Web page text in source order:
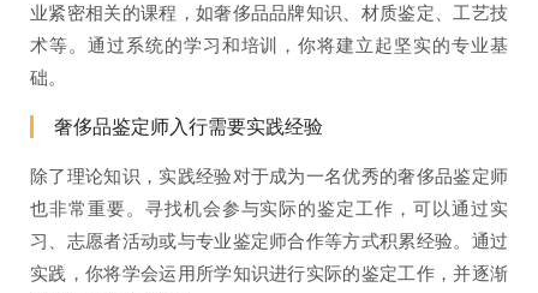
业紧密相关的课程，如奢侈品品牌知识、材质鉴定、工艺技
术等。通过系统的学习和培训，你将建立起坚实的专业基
础。
奢侈品鉴定师入行需要实践经验
除了理论知识，实践经验对于成为一名优秀的奢侈品鉴定师
也非常重要。寻找机会参与实际的鉴定工作，可以通过实
习、志愿者活动或与专业鉴定师合作等方式积累经验。通过
实践，你将学会运用所学知识进行实际的鉴定工作，并逐渐